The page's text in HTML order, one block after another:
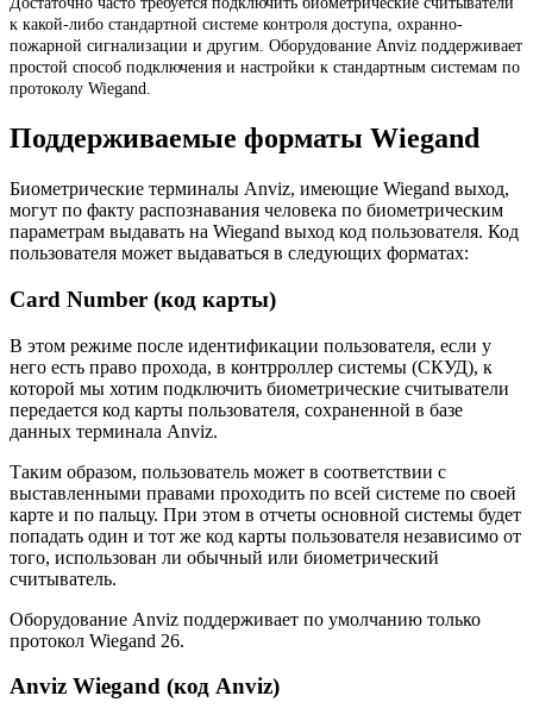
к какой-либо стандартной системе контроля доступа, охранно-
пожарной сигнализации и другим. Оборудование Anviz поддерживает
простой способ подключения и настройки к стандартным системам по
протоколу Wiegand.
Поддерживаемые форматы Wiegand
Биометрические терминалы Anviz, имеющие Wiegand выход,
могут по факту распознавания человека по биометрическим
параметрам выдавать на Wiegand выход код пользователя. Код
пользователя может выдаваться в следующих форматах:
Card Number (код карты)
В этом режиме после идентификации пользователя, если у
него есть право прохода, в контрроллер системы (СКУД), к
которой мы хотим подключить биометрические считыватели
передается код карты пользователя, сохраненной в базе
данных терминала Anviz.
Таким образом, пользователь может в соответствии с
выставленными правами проходить по всей системе по своей
карте и по пальцу. При этом в отчеты основной системы будет
попадать один и тот же код карты пользователя независимо от
того, использован ли обычный или биометрический
считыватель.
Оборудование Anviz поддерживает по умолчанию только
протокол Wiegand 26.
Anviz Wiegand (код Anviz)